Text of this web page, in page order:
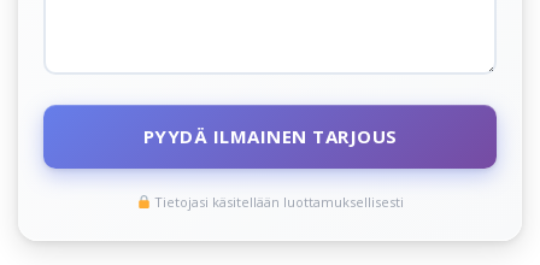
PYYDÄ ILMAINEN TARJOUS
Tietojasi käsitellään luottamuksellisesti